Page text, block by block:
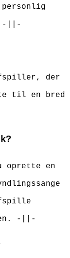
personlig
-||-
der
til en bred
oprette en
-||-